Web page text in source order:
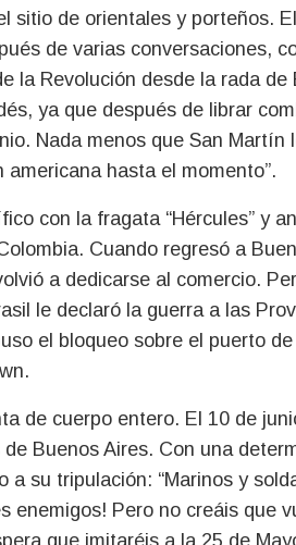
sitio de orientales y porteños.
de varias conversaciones,
la Revolución desde la rada
ya que después de librar
Nada menos que San Martín
hasta el momento”.
con la fragata “Hércules” y
Cuando regresó a
a dedicarse al comercio.
le declaró la guerra a las
el bloqueo sobre el puerto
de cuerpo entero. El 10 de
Buenos Aires. Con una
su tripulación: “Marinos y
enemigos! Pero no creáis que